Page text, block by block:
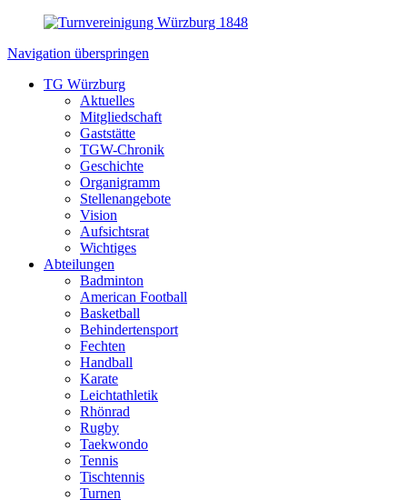
Navigation überspringen
TG Würzburg
Aktuelles
Mitgliedschaft
Gaststätte
TGW-Chronik
Geschichte
Organigramm
Stellenangebote
Vision
Aufsichtsrat
Wichtiges
Abteilungen
Badminton
American Football
Basketball
Behindertensport
Fechten
Handball
Karate
Leichtathletik
Rhönrad
Rugby
Taekwondo
Tennis
Tischtennis
Turnen